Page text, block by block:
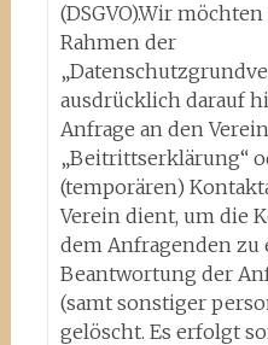
(DSGVO).Wir
Rahmen der
ausdrücklich darauf
Anfrage an den Verein
„Beitrittserklärung“
(temporären)
Verein dient, um die
dem Anfragenden zu
Beantwortung der
(samt sonstiger
gelöscht. Es erfolgt